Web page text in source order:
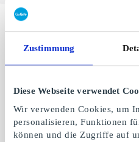
Zustimmung
Diese Webseite verwendet
Wir verwenden Cookies, um
personalisieren, Funktionen
können und die Zugriffe auf